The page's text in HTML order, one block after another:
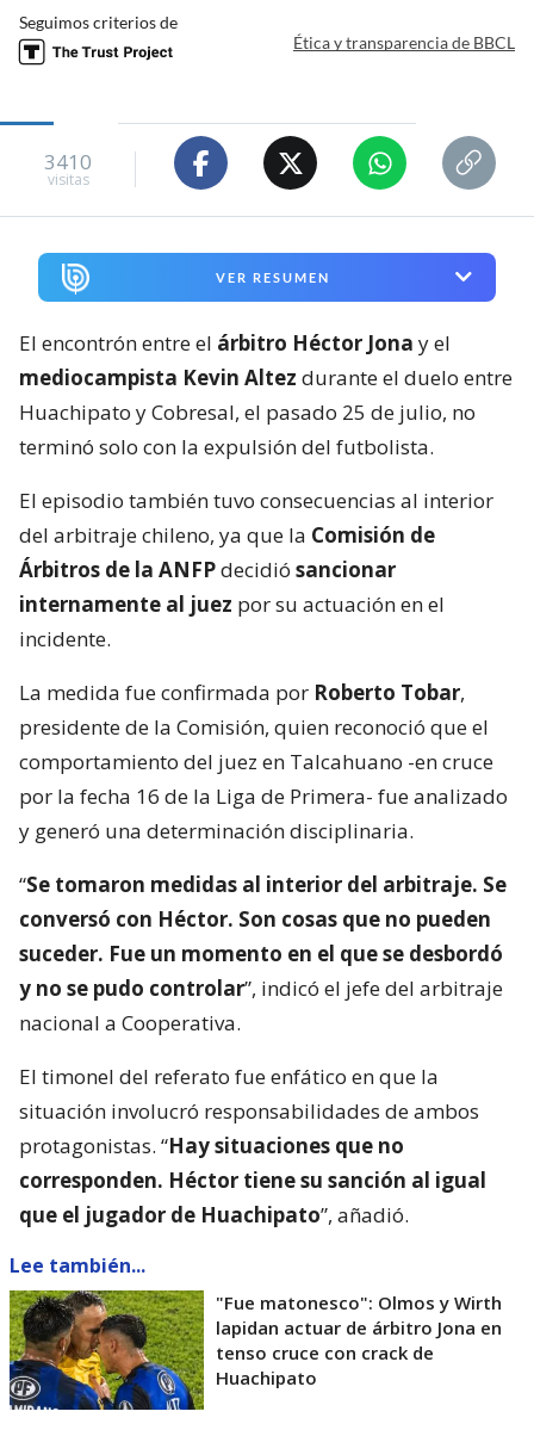
Seguimos criterios de
Ética y transparencia de BBCL
3410
visitas
VER RESUMEN
El encontrón entre el árbitro Héctor Jona y el
mediocampista Kevin Altez durante el duelo entre
Huachipato y Cobresal, el pasado 25 de julio, no
terminó solo con la expulsión del futbolista.
El episodio también tuvo consecuencias al interior
del arbitraje chileno, ya que la Comisión de
Árbitros de la ANFPdecidió sancionar
internamente al juez por su actuación en el
incidente.
La medida fue confirmada por Roberto Tobar,
presidente de la Comisión, quien reconoció que el
comportamiento del juez en Talcahuano -en cruce
por la fecha 16 de la Liga de Primera- fue analizado
y generó una determinación disciplinaria.
“Se tomaron medidas al interior del arbitraje. Se
conversó con Héctor. Son cosas que no pueden
suceder. Fue un momento en el que se desbordó
y no se pudo controlar”, indicó el jefe del arbitraje
nacional a Cooperativa.
El timonel del referato fue enfático en que la
situación involucró responsabilidades de ambos
protagonistas. “Hay situaciones que no
corresponden. Héctor tiene su sanción al igual
que el jugador de Huachipato”, añadió.
Lee también...
"Fue matonesco": Olmos y Wirth
lapidan actuar de árbitro Jona en
tenso cruce con crack de
Huachipato